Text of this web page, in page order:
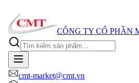
CÔNG TY CỔ PHẦN
cmt-market@cmt.vn